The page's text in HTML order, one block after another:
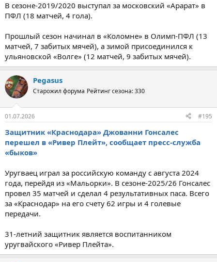
В сезоне-2019/2020 выступал за московский «Арарат» в
ПФЛ (18 матчей, 4 гола).
Прошлый сезон начинал в «Коломне» в Олимп-ПФЛ (13
матчей, 7 забитых мячей), а зимой присоединился к
ульяновской «Волге» (12 матчей, 9 забитых мячей).
Pegasus
Старожил форума Рейтинг сезона: 330
01.07.2026 #195
Защитник «Краснодара» Джованни Гонсалес
перешел в «Ривер Плейт», сообщает пресс-служба
«быков»
Уругваец играл за российскую команду с августа 2024
года, перейдя из «Мальорки». В сезоне-2025/26 Гонсалес
провел 35 матчей и сделал 4 результативных паса. Всего
за «Краснодар» на его счету 62 игры и 4 голевые
передачи.
31-летний защитник является воспитанником
уругвайского «Ривер Плейта».